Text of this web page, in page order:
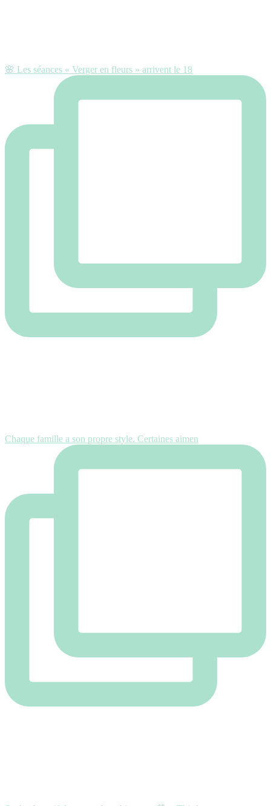
🌸 Les séances « Verger en fleurs » arrivent le 18
Chaque famille a son propre style. Certaines aimen